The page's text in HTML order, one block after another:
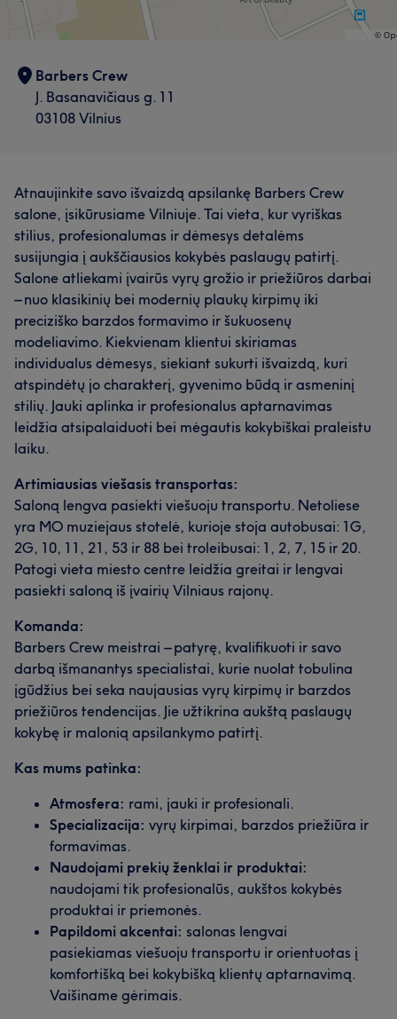
Barbers Crew
J. Basanavičiaus g. 11
03108 Vilnius
Atnaujinkite savo išvaizdą apsilankę Barbers Crew
salone, įsikūrusiame Vilniuje. Tai vieta, kur vyriškas
stilius, profesionalumas ir dėmesys detalėms
susijungia į aukščiausios kokybės paslaugų patirtį.
Salone atliekami įvairūs vyrų grožio ir priežiūros darbai
– nuo klasikinių bei modernių plaukų kirpimų iki
preciziško barzdos formavimo ir šukuosenų
modeliavimo. Kiekvienam klientui skiriamas
individualus dėmesys, siekiant sukurti išvaizdą, kuri
atspindėtų jo charakterį, gyvenimo būdą ir asmeninį
stilių. Jauki aplinka ir profesionalus aptarnavimas
leidžia atsipalaiduoti bei mėgautis kokybiškai praleistu
laiku.
Artimiausias viešasis transportas:
Saloną lengva pasiekti viešuoju transportu. Netoliese
yra MO muziejaus stotelė, kurioje stoja autobusai: 1G,
2G, 10, 11, 21, 53 ir 88 bei troleibusai: 1, 2, 7, 15 ir 20.
Patogi vieta miesto centre leidžia greitai ir lengvai
pasiekti saloną iš įvairių Vilniaus rajonų.
Komanda:
Barbers Crew meistrai – patyrę, kvalifikuoti ir savo
darbą išmanantys specialistai, kurie nuolat tobulina
įgūdžius bei seka naujausias vyrų kirpimų ir barzdos
priežiūros tendencijas. Jie užtikrina aukštą paslaugų
kokybę ir malonią apsilankymo patirtį.
Kas mums patinka:
Atmosfera: rami, jauki ir profesionali.
Specializacija: vyrų kirpimai, barzdos priežiūra ir
formavimas.
Naudojami prekių ženklai ir produktai:
naudojami tik profesionalūs, aukštos kokybės
produktai ir priemonės.
Papildomi akcentai: salonas lengvai
pasiekiamas viešuoju transportu ir orientuotas į
komfortišką bei kokybišką klientų aptarnavimą.
Vaišiname gėrimais.